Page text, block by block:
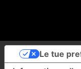
Le tue